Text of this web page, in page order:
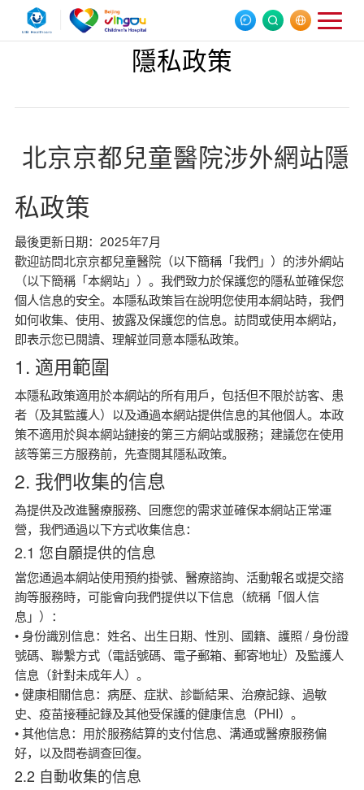
隱私政策
北京京都兒童醫院涉外網站隱
私政策
最後更新日期：2025年7月
歡迎訪問北京京都兒童醫院（以下簡稱「我們」）的涉外網站
（以下簡稱「本網站」）。我們致力於保護您的隱私並確保您
個人信息的安全。本隱私政策旨在說明您使用本網站時，我們
如何收集、使用、披露及保護您的信息。訪問或使用本網站，
即表示您已閱讀、理解並同意本隱私政策。
1. 適用範圍
本隱私政策適用於本網站的所有用戶，包括但不限於訪客、患
者（及其監護人）以及通過本網站提供信息的其他個人。本政
策不適用於與本網站鏈接的第三方網站或服務；建議您在使用
該等第三方服務前，先查閱其隱私政策。
2. 我們收集的信息
為提供及改進醫療服務、回應您的需求並確保本網站正常運
營，我們通過以下方式收集信息：
2.1 您自願提供的信息
當您通過本網站使用預約掛號、醫療諮詢、活動報名或提交諮
詢等服務時，可能會向我們提供以下信息（統稱「個人信
息」）：
• 身份識別信息：姓名、出生日期、性別、國籍、護照 / 身份證
號碼、聯繫方式（電話號碼、電子郵箱、郵寄地址）及監護人
信息（針對未成年人）。
• 健康相關信息：病歷、症狀、診斷結果、治療記錄、過敏
史、疫苗接種記錄及其他受保護的健康信息（PHI）。
• 其他信息：用於服務結算的支付信息、溝通或醫療服務偏
好，以及問卷調查回復。
2.2 自動收集的信息